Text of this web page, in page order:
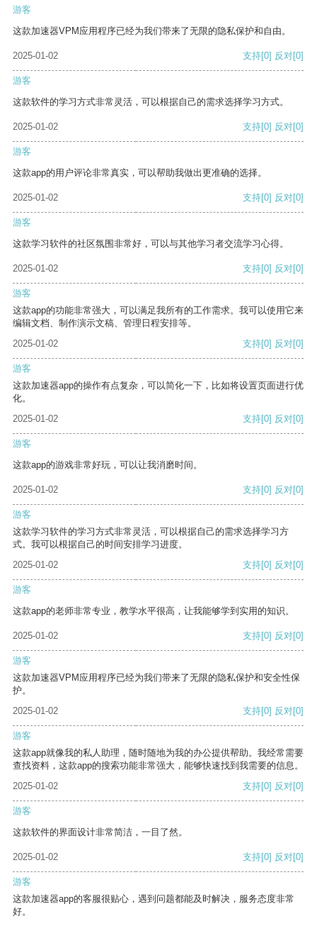
游客
这款加速器VPM应用程序已经为我们带来了无限的隐私保护和自由。
2025-01-02 支持[0] 反对[0]
游客
这款软件的学习方式非常灵活，可以根据自己的需求选择学习方式。
2025-01-02 支持[0] 反对[0]
游客
这款app的用户评论非常真实，可以帮助我做出更准确的选择。
2025-01-02 支持[0] 反对[0]
游客
这款学习软件的社区氛围非常好，可以与其他学习者交流学习心得。
2025-01-02 支持[0] 反对[0]
游客
这款app的功能非常强大，可以满足我所有的工作需求。我可以使用它来
编辑文档、制作演示文稿、管理日程安排等。
2025-01-02
支持[0] 反对[0]
游客
这款加速器app的操作有点复杂，可以简化一下，比如将设置页面进行优
化。
2025-01-02
支持[0] 反对[0]
游客
这款app的游戏非常好玩，可以让我消磨时间。
2025-01-02 支持[0] 反对[0]
游客
这款学习软件的学习方式非常灵活，可以根据自己的需求选择学习方
式。我可以根据自己的时间安排学习进度。
2025-01-02
支持[0] 反对[0]
游客
这款app的老师非常专业，教学水平很高，让我能够学到实用的知识。
2025-01-02 支持[0] 反对[0]
游客
这款加速器VPM应用程序已经为我们带来了无限的隐私保护和安全性保
护。
2025-01-02
支持[0] 反对[0]
游客
这款app就像我的私人助理，随时随地为我的办公提供帮助。我经常需要
查找资料，这款app的搜索功能非常强大，能够快速找到我需要的信息。
2025-01-02
支持[0] 反对[0]
游客
这款软件的界面设计非常简洁，一目了然。
2025-01-02 支持[0] 反对[0]
游客
这款加速器app的客服很贴心，遇到问题都能及时解决，服务态度非常
好。